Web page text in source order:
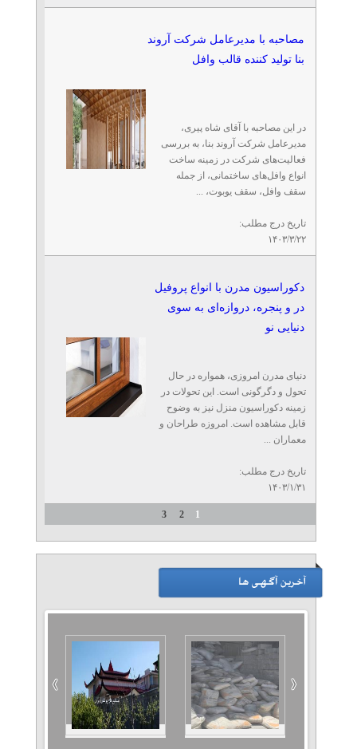
مصاحبه با مدیرعامل شرکت آروند
بنا تولید کننده قالب وافل
در این مصاحبه با آقای شاه‌ پیری،
مدیرعامل شرکت آروند بنا، به بررسی
فعالیت‌های شرکت در زمینه ساخت
انواع وافل‌های ساختمانی، از جمله
سقف وافل، سقف یوبوت، ...
تاریخ درج مطلب:
۱۴۰۳/۳/۲۲
دکوراسیون مدرن با انواع پروفیل
در و پنجره، دروازه‌ای به سوی
دنیایی نو
دنیای مدرن امروزی، همواره در حال
تحول و دگرگونی است. این تحولات در
زمینه دکوراسیون منزل نیز به وضوح
قابل مشاهده است. امروزه طراحان و
معماران ...
تاریخ درج مطلب:
۱۴۰۳/۱/۳۱
1
2
3